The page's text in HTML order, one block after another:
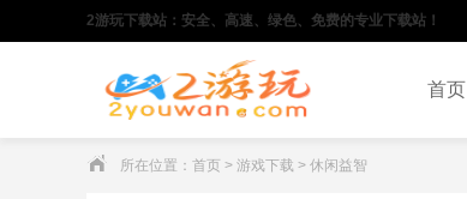
2游玩下载站：安全、高速、绿色、免费的专业下载站！
首页
所在位置： 首页 > 游戏下载 > 休闲益智